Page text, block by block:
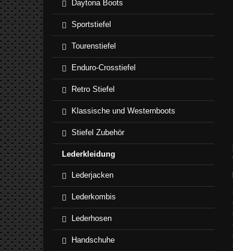
Daytona Boots
Sportstiefel
Tourenstiefel
Enduro-Crosstiefel
Retro Stiefel
Klassische und Westernboots
Stiefel Zubehör
Lederkleidung
Lederjacken
Lederkombis
Lederhosen
Handschuhe